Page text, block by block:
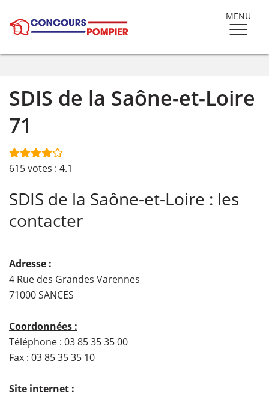
MENU
SDIS de la Saône-et-Loire
71
615votes : 4.1
SDIS de la Saône-et-Loire : les
contacter
Adresse :
4 Rue des Grandes Varennes
71000 SANCES
Coordonnées :
Téléphone : 03 85 35 35 00
Fax : 03 85 35 35 10
Site internet :